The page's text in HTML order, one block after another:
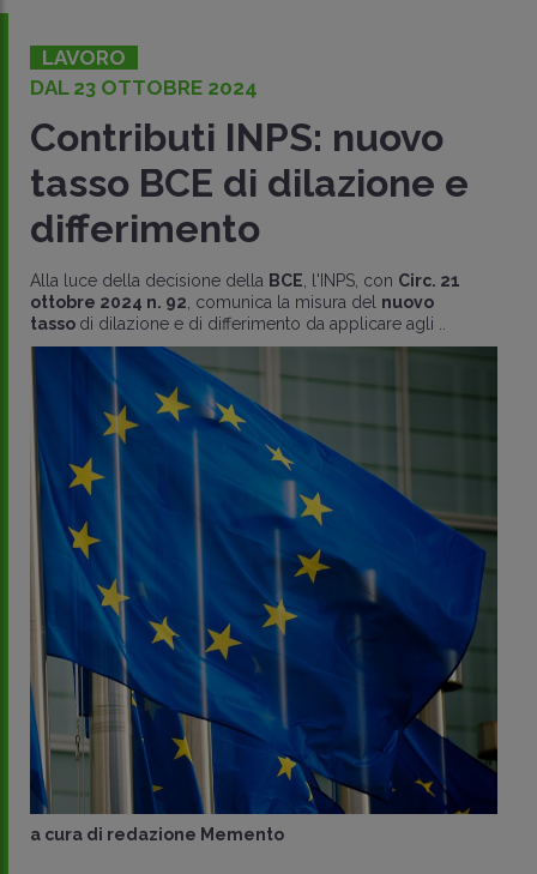
LAVORO
DAL 23 OTTOBRE 2024
Contributi INPS: nuovo
tasso BCE di dilazione e
differimento
Alla luce della decisione della BCE , l'INPS, con Circ. 21
ottobre 2024 n. 92 , comunica la misura del nuovo
tasso di dilazione e di differimento da applicare agli ..
a cura di redazione Memento